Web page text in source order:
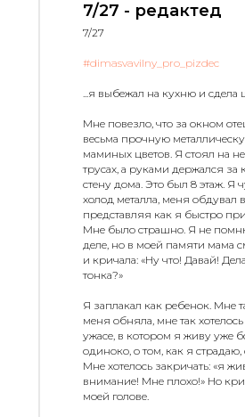
7/27 - редактед
7/27
#dimasvavilny_pro_pizdec
...я выбежал на кухню и сдела
Мне повезло, что за окном
весьма прочную
маминых цветов. Я стоял на
трусах, а руками держался
стену дома. Это был 8 этаж. Я
холод металла, меня обдувал
представляя как я быстро
Мне было страшно. Я не
деле, но в моей памяти мама
и кричала: «Ну что! Давай!
тонка?»
Я заплакал как ребенок. Мне
меня обняла, мне так
ужасе, в котором я живу уже
одиноко, о том, как я страдаю,
Мне хотелось закричать: «я
внимание! Мне плохо!» Но
моей голове.